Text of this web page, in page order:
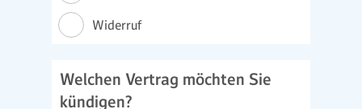
Widerruf
Welchen Vertrag möchten Sie
kündigen?